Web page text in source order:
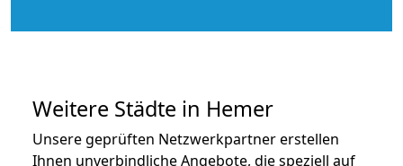
Weitere Städte in Hemer
Unsere geprüften Netzwerkpartner erstellen
Ihnen unverbindliche Angebote, die speziell auf